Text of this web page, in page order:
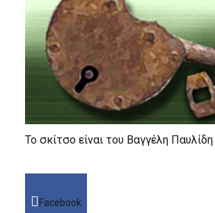
Το σκίτσο είναι του Βαγγέλη Παυλίδη
Facebook